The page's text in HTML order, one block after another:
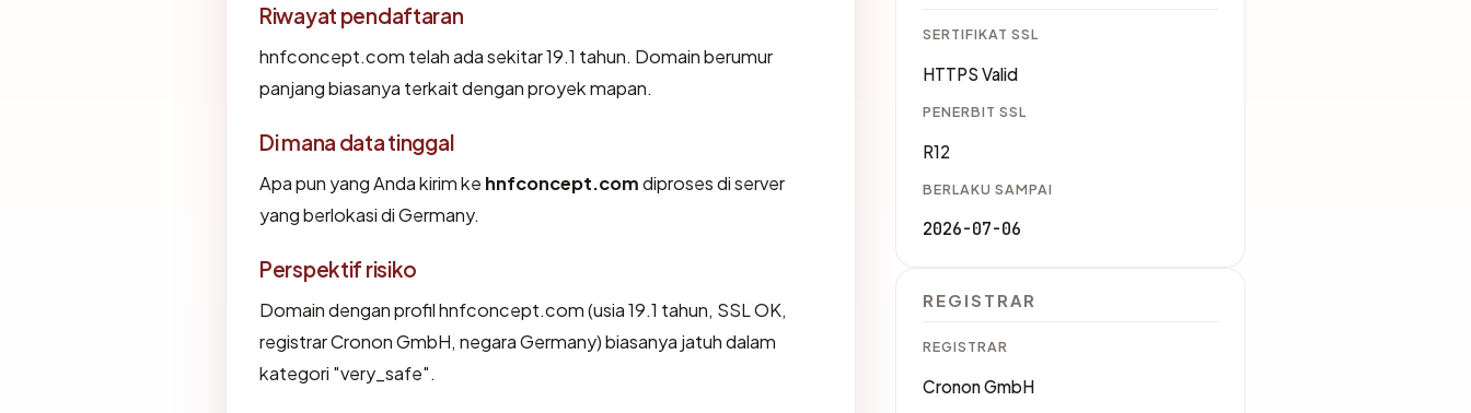
Riwayat pendaftaran
hnfconcept.com telah ada sekitar 19.1 tahun. Domain berumur
panjang biasanya terkait dengan proyek mapan.
Di mana data tinggal
Apa pun yang Anda kirim ke hnfconcept.comdiproses di server
yang berlokasi di Germany.
Perspektif risiko
Domain dengan profil hnfconcept.com (usia 19.1 tahun, SSL OK,
registrar Cronon GmbH, negara Germany) biasanya jatuh dalam
kategori "very_safe".
SERTIFIKAT SSL
HTTPS Valid
PENERBIT SSL
R12
BERLAKU SAMPAI
2026-07-06
REGISTRAR
REGISTRAR
Cronon GmbH